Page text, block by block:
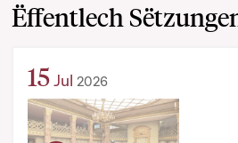
Ëffentlech
15Jul 2026